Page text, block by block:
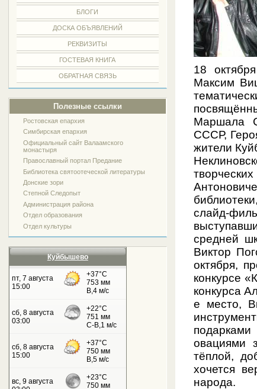
БЛОГИ
ДОСКА ОБЪЯВЛЕНИЙ
РЕКВИЗИТЫ
ГОСТЕВАЯ КНИГА
ОБРАТНАЯ СВЯЗЬ
Полезные ссылки
Ростовская епархия
Симбирская епархия
Официальный сайт Валаамского
монастыря
Православный портал Предание
Библиотека святоотеческой литературы
Донские зори
Степной Следопыт
Администрация района
Отдел образования
Отдел культуры
Куйбышево
18
Максим
Маршала
СССР,
жители
слайд-
средней
Виктор
октября,
конкурсе
конкурса
е место,
овациями
тёплой,
хочется
народа.